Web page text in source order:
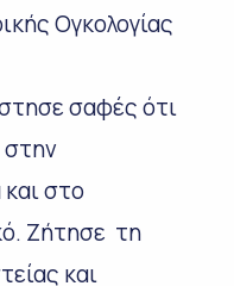
Ογκολογίας
σαφές ότι
στο
Ζήτησε τη
και